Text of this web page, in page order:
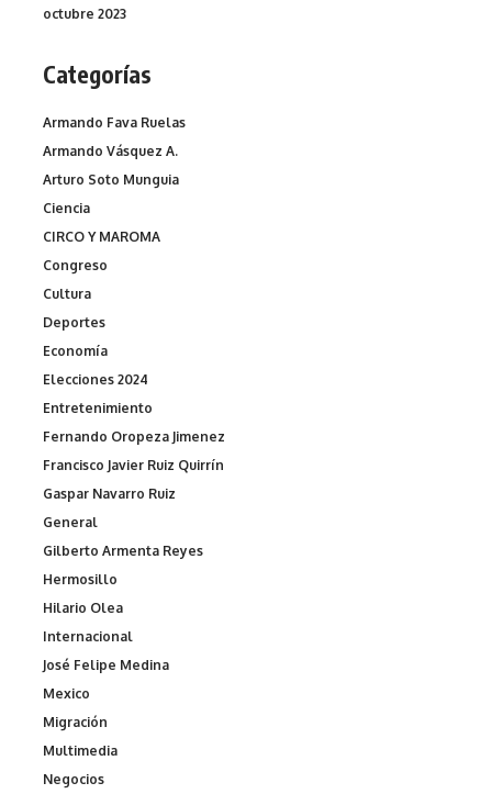
octubre 2023
Categorías
Armando Fava Ruelas
Armando Vásquez A.
Arturo Soto Munguia
Ciencia
CIRCO Y MAROMA
Congreso
Cultura
Deportes
Economía
Elecciones 2024
Entretenimiento
Fernando Oropeza Jimenez
Francisco Javier Ruiz Quirrín
Gaspar Navarro Ruiz
General
Gilberto Armenta Reyes
Hermosillo
Hilario Olea
Internacional
José Felipe Medina
Mexico
Migración
Multimedia
Negocios